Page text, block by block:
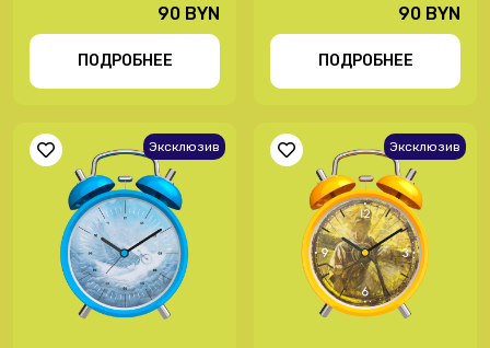
90 BYN
ПОДРОБНЕЕ
90 BYN
ПОДРОБНЕЕ
Эксклюзив Эксклюзив